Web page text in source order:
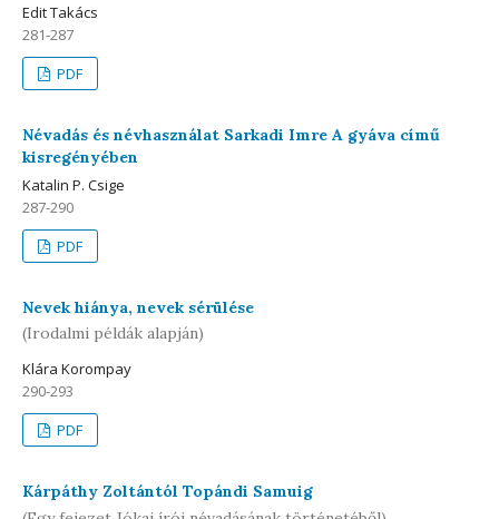
Edit Takács
281-287
PDF
Névadás és névhasználat Sarkadi Imre A gyáva című
kisregényében
Katalin P. Csige
287-290
PDF
Nevek hiánya, nevek sérülése
(Irodalmi példák alapján)
Klára Korompay
290-293
PDF
Kárpáthy Zoltántól Topándi Samuig